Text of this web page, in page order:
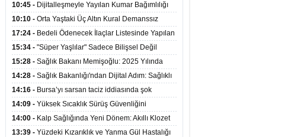
Yasakladı: Kısırlık ve Alerji Riski Uyarısı
10:45 - Dijitalleşmeyle Yayılan Kumar Bağımlılığı
Beyni ve Aileyi Yıkıma Uğratıyor
10:10 - Orta Yaştaki Üç Altın Kural Demanssız
Yaşamı 13 Yıl Uzatabiliyor
17:24 - Bedeli Ödenecek İlaçlar Listesinde Yapılan
Düzenlemeler Hakkında Duyuru 2026/30
15:34 - "Süper Yaşlılar" Sadece Bilişsel Değil
Fiziksel Olarak da Daha Sağlıklı Yaşıyor
15:28 - Sağlık Bakanı Memişoğlu: 2025 Yılında
300 Bini Aşkın Kişiye Emzirme Eğitimi Verildi
14:28 - Sağlık Bakanlığı'ndan Dijital Adım: Sağlıklı
Hayat Merkezlerinde Uzaktan Sağlık Hizmeti
Başladı
14:16 - Bursa’yı sarsan taciz iddiasında şok
gelişme!
14:09 - Yüksek Sıcaklık Sürüş Güvenliğini
Düşürüyor: 40 Derecede Güvenli Sürüş Süresi 53
Dakikaya İniyor
14:00 - Kalp Sağlığında Yeni Dönem: Akıllı Klozet
Kapağı 30 Saniyede Ritim Bozukluğunu Tespit
13:39 - Yüzdeki Kızarıklık ve Yanma Gül Hastalığı